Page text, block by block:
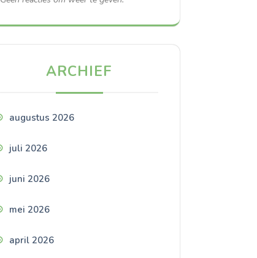
ARCHIEF
augustus 2026
juli 2026
juni 2026
mei 2026
april 2026